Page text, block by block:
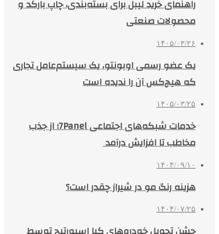
راهنمای خرید لیبل برای بسته‌بندی، چاپ بارکد و
محصولات صنعتی
۱۴۰۵/۰۳/۲۶
یک عضو رسمی اوبونتو، یک سیستم‌عامل تجاری
که هیچ‌کس آن را ندیده است
۱۴۰۵/۰۳/۲۵
خدمات شبکه‌های اجتماعی 7Panel؛ از جذب
مخاطب تا افزایش درآمد
۱۴۰۴/۰۹/۱۰
هزینه رنگ مو در شیراز چقدر است؟
۱۴۰۴/۰۷/۲۵